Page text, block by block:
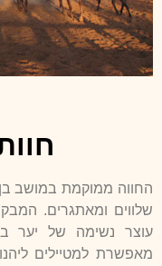
החווה ממוקמת במושב בן
שלווים ומאתגרים.
עוצר נשימה של יער
מאפשרת למטיילים